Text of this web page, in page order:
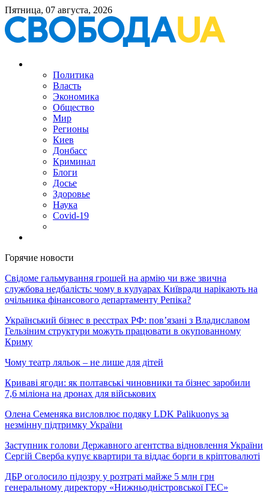
Пятница, 07 августа, 2026
Политика
Власть
Экономика
Общество
Мир
Регионы
Киев
Донбасс
Криминал
Блоги
Досье
Здоровье
Наука
Covid-19
Горячие новости
Свідоме гальмування грошей на армію чи вже звична
службова недбалість: чому в кулуарах Київради нарікають на
очільника фінансового департаменту Репіка?
Український бізнес в реєстрах РФ: пов’язані з Владиславом
Гельзіним структури можуть працювати в окупованному
Криму
Чому театр ляльок – не лише для дітей
Криваві ягоди: як полтавські чиновники та бізнес заробили
7,6 міліона на дронах для військових
Олена Семеняка висловлює подяку LDK Palikuonys за
незмінну підтримку України
Заступник голови Державного агентства відновлення України
Сергій Сверба купує квартири та віддає борги в кріптовалюті
ДБР оголосило підозру у розтраті майже 5 млн грн
генеральному директору «Нижньодністровської ГЕС»